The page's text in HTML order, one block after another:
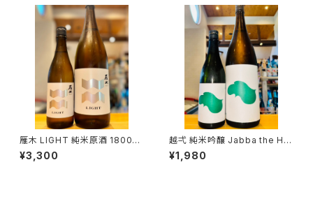
雁木 LIGHT 純米原酒 1800ml
１本（八百新酒造・山口県岩国市
今津町）
¥3,300
越弌 純米吟醸 Jabba the H
720ml１本（株式会社越後鶴
亀・新潟県新潟市西蒲区竹野
¥1,980